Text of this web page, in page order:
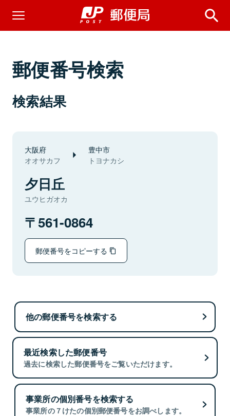
郵便番号検索
検索結果
大阪府
オオサカフ
豊中市
トヨナカシ
夕日丘
ユウヒガオカ
561-0864
郵便番号をコピーする
他の郵便番号を検索する
最近検索した郵便番号
過去に検索した郵便番号をご覧いただけます。
事業所の個別番号を検索する
事業所の７けたの個別郵便番号をお調べします。